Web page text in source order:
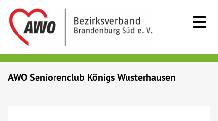
AWO Seniorenclub Königs Wusterhausen